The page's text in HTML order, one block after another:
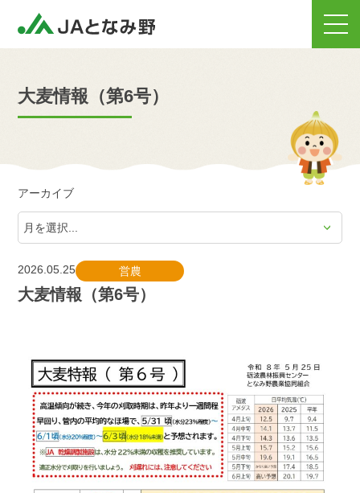
大麦情報（第6号）
アーカイブ
2026.05.25 営農
大麦情報（第6号）